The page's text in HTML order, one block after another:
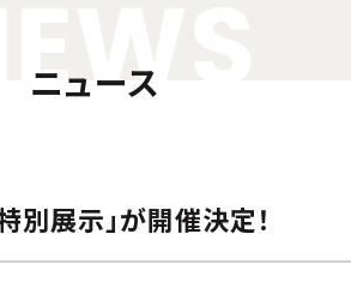
EW
ニュース
別展示」が開催決定！